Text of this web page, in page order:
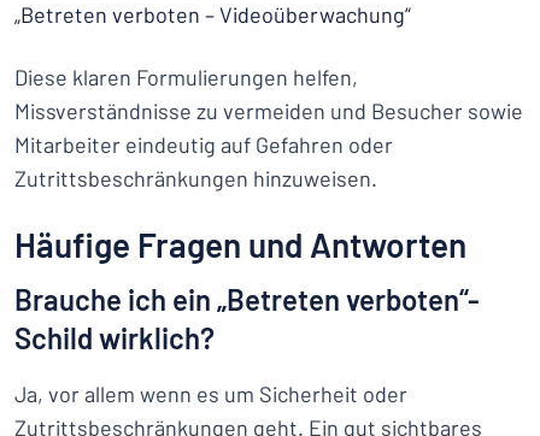
„Betreten verboten – Videoüberwachung“
Diese klaren Formulierungen helfen,
Missverständnisse zu vermeiden und Besucher sowie
Mitarbeiter eindeutig auf Gefahren oder
Zutrittsbeschränkungen hinzuweisen.
Häufige Fragen und Antworten
Brauche ich ein „Betreten verboten“-
Schild wirklich?
Ja, vor allem wenn es um Sicherheit oder
Zutrittsbeschränkungen geht. Ein gut sichtbares